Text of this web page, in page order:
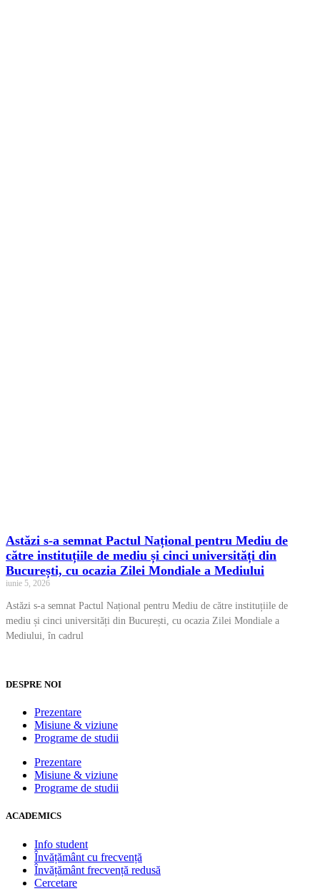
Astăzi s-a semnat Pactul Național pentru Mediu de
către instituțiile de mediu și cinci universități din
București, cu ocazia Zilei Mondiale a Mediului
iunie 5, 2026
Astăzi s-a semnat Pactul Național pentru Mediu de către instituțiile de
mediu și cinci universități din București, cu ocazia Zilei Mondiale a
Mediului, în cadrul
DESPRE NOI
Prezentare
Misiune & viziune
Programe de studii
Prezentare
Misiune & viziune
Programe de studii
ACADEMICS
Info student
Învățământ cu frecvență
Învățământ frecvență redusă
Cercetare